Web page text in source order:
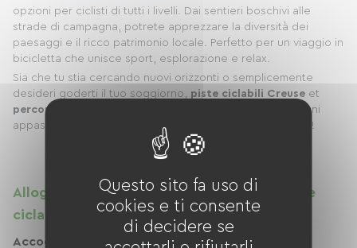
opzioni per ciclisti di tutti i livelli. Dai sentieri boschivi alle
strade di campagna, potrete apprezzare la diversità dei
paesaggi e il ricco patrimonio locale. Perfetto per un viaggio in
bicicletta che unisce sport, esplorazione e relax.
Sia che tu stia cercando nuovi orizzonti o semplicemente
desideri goderti il ​​tuo soggiorno, piste ciclabili Creuse et
percorsi verdi Creuse
Questi sono indispensabili per ogni
appassionato di ciclismo. Sali in sella e parti all'avventura!
Alloggi situati nei pressi di aree verdi e piste
ciclabili nella Creuse
Accoglienti cottage vicino alle aree verdi nella
Questo sito fa uso di
cookies e ti consente
di decidere se